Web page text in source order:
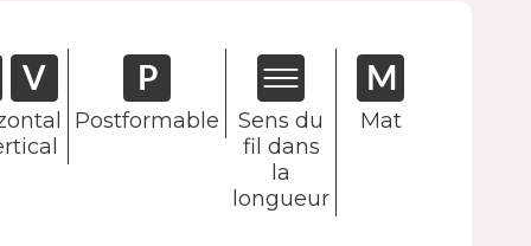
Postformable
Sens du
fil dans
la
longueur
Mat